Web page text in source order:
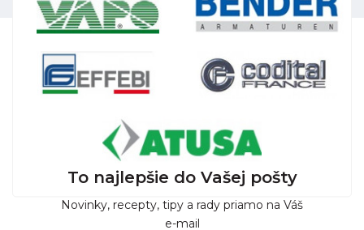
To najlepšie do Vašej pošty
Novinky, recepty, tipy a rady priamo na Váš
e-mail